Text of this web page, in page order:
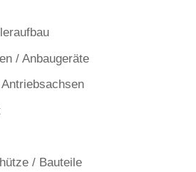
/ Anbaugeräte
/ Bauteile